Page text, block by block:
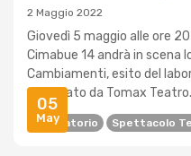
05
May
2 Maggio 2022
Giovedì 5 maggio alle ore
Cimabue 14 andrà in
Cambiamenti, esito del
realizzato da Tomax
Laboratorio Spettacolo